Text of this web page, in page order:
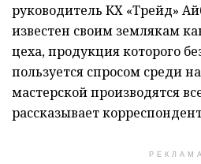
руководитель КХ «Трейд»
известен своим землякам
цеха, продукция которого
пользуется спросом среди
мастерской производятся
рассказывает
РЕКЛАМА